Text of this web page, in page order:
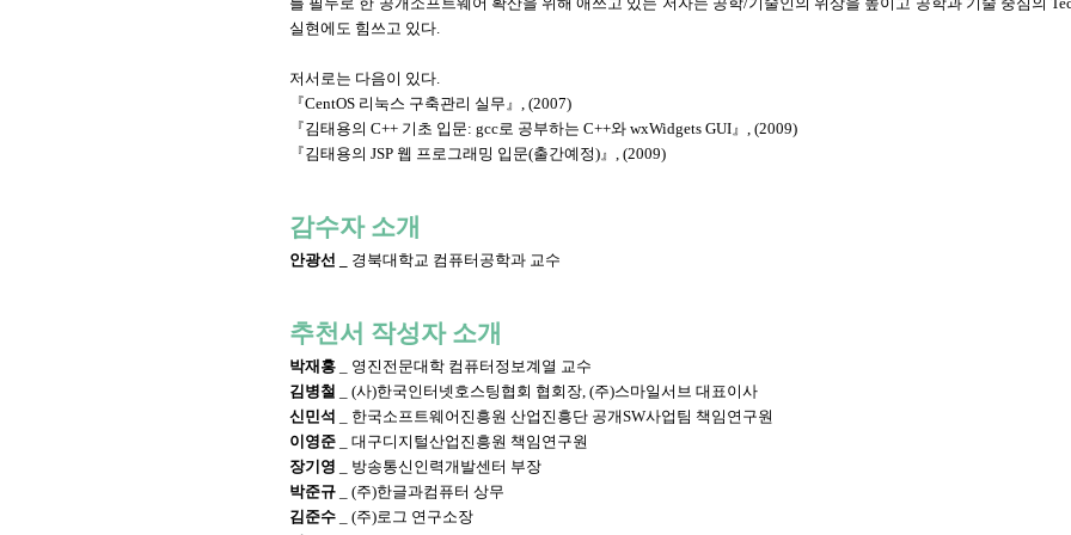
실현에도 힘쓰고 있다.
저서로는 다음이 있다.
『CentOS 리눅스 구축관리 실무』, (2007)
『김태용의 C++ 기초 입문: gcc로 공부하는 C++와 wxWidgets GUI』, (2009)
『김태용의 JSP 웹 프로그래밍 입문(출간예정)』, (2009)
감수자 소개
안광선 _ 경북대학교 컴퓨터공학과 교수
추천서 작성자 소개
박재홍 _ 영진전문대학 컴퓨터정보계열 교수
김병철
_ (사)한국인터넷호스팅협회 협회장, (주)스마일서브 대표이사
신민석
_ 한국소프트웨어진흥원 산업진흥단 공개SW사업팀 책임연구원
이영준 _ 대구디지털산업진흥원 책임연구원
장기영 _ 방송통신인력개발센터 부장
박준규 _ (주)한글과컴퓨터 상무
김준수 _ (주)로그 연구소장